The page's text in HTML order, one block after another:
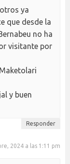
ya
que desde la
no ha
visitante por
y buen
Responder
2024 a las 1:11 pm